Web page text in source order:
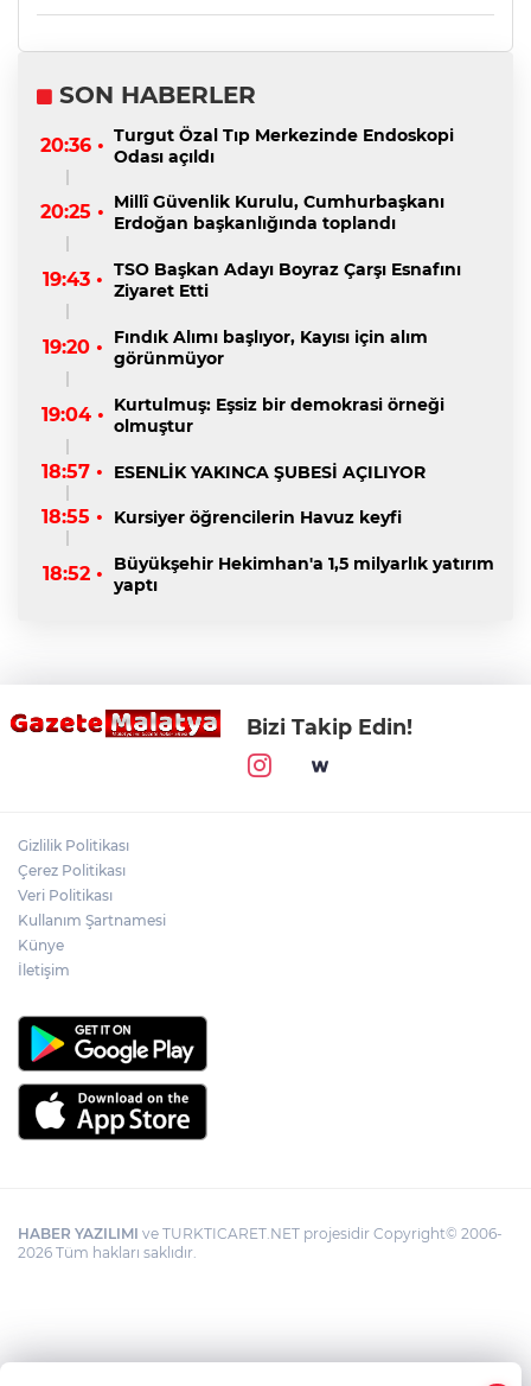
SON HABERLER
20:36 • Turgut Özal Tıp Merkezinde Endoskopi
Odası açıldı
20:25 • Millî Güvenlik Kurulu, Cumhurbaşkanı
Erdoğan başkanlığında toplandı
19:43 • TSO Başkan Adayı Boyraz Çarşı Esnafını
Ziyaret Etti
19:20 •
Fındık Alımı başlıyor, Kayısı için alım
görünmüyor
19:04 • Kurtulmuş: Eşsiz bir demokrasi örneği
olmuştur
18:57 • ESENLİK YAKINCA ŞUBESİ AÇILIYOR
18:55 • Kursiyer öğrencilerin Havuz keyfi
18:52 •
Büyükşehir Hekimhan'a 1,5 milyarlık yatırım
yaptı
Bizi Takip Edin!
Gizlilik Politikası
Çerez Politikası
Veri Politikası
Kullanım Şartnamesi
Künye
İletişim
HABER YAZILIMI ve TURKTICARET.NET projesidir Copyright© 2006-
2026 Tüm hakları saklıdır.